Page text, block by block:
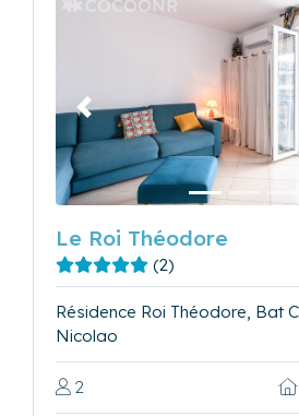
Précédent
Le Roi Théodore
(2)
Résidence Roi Théodore, Bat
Nicolao
2